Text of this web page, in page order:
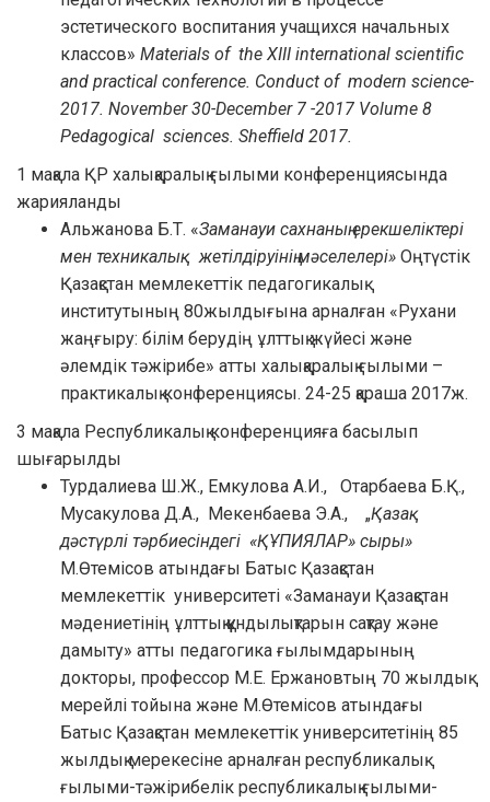
эстетического воспитания учащихся начальных
классов» Materials of the XIII international scientific
and practical conference. Conduct of modern science-
2017. November 30-December 7 -2017 Volume 8
Pedagogical sciences. Sheffield 2017.
1 мақала ҚР халықаралық ғылыми конференциясында
жарияланды
Альжанова Б.Т. «Заманауи сахнаның ерекшеліктері
мен техникалық жетілдіруінің мәселелері» Оңтүстік
Қазақстан мемлекеттік педагогикалық
институтының 80жылдығына арналған «Рухани
жаңғыру: білім берудің ұлттық жүйесі және
әлемдік тәжірибе» атты халықаралық ғылыми –
практикалық конференциясы. 24-25 қараша 2017ж.
3 мақала Республикалық конференцияға басылып
шығарылды
Турдалиева Ш.Ж., Емкулова А.И., Отарбаева Б.Қ.,
Мусакулова Д.А., Мекенбаева Э.А., „Қазақ
дәстүрлі тәрбиесіндегі «ҚҰПИЯЛАР» сыры»
М.Өтемісов атындағы Батыс Қазақстан
мемлекеттік университеті «Заманауи Қазақстан
мәдениетінің ұлттық құндылықтарын сақтау және
дамыту» атты педагогика ғылымдарының
докторы, профессор М.Е. Ержановтың 70 жылдық
мерейлі тойына және М.Өтемісов атындағы
Батыс Қазақстан мемлекеттік университетінің 85
жылдық мерекесіне арналған республикалық
ғылыми-тәжірибелік республикалық ғылыми-